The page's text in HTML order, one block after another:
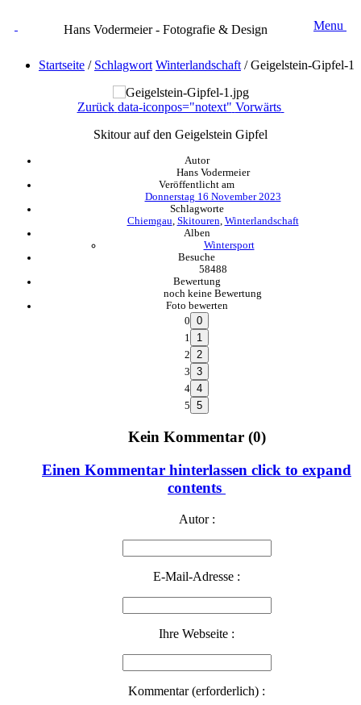
Hans Vodermeier - Fotografie & Design Menu
Startseite / Schlagwort Winterlandschaft /Geigelstein-Gipfel-1
Zurück data-iconpos="notext" Vorwärts
Skitour auf den Geigelstein Gipfel
Autor
Hans Vodermeier
Veröffentlicht am
Donnerstag 16 November 2023
Schlagworte
Chiemgau Skitouren Winterlandschaft
Alben
Wintersport
Besuche
58488
Bewertung
noch keine Bewertung
Foto bewerten
0
1
2
3
4
5
Kein Kommentar (0)
Einen Kommentar hinterlassen click to expand
contents
Autor :
E-Mail-Adresse :
Ihre Webseite :
Kommentar (erforderlich) :